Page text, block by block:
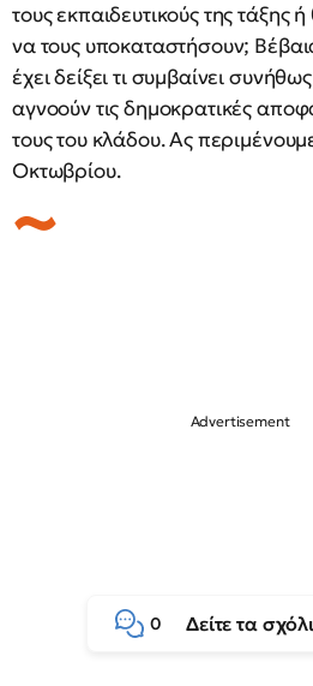
τους εκπαιδευτικούς της τάξης
να τους υποκαταστήσουν;
έχει δείξει τι συμβαίνει
αγνοούν τις δημοκρατικές
τους του κλάδου. Ας
Οκτωβρίου.
0 Δείτε τα